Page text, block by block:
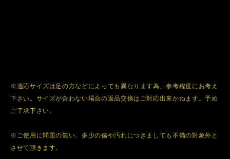
※適応サイズは足の方などによっても異なります為、参考程度にお考え
下さい。サイズが合わない場合の返品交換はご対応出来かねます。予め
ご了承下さい。
※ご使用に問題の無い、多少の傷や汚れにつきましても不備の対象外と
させて頂きます。